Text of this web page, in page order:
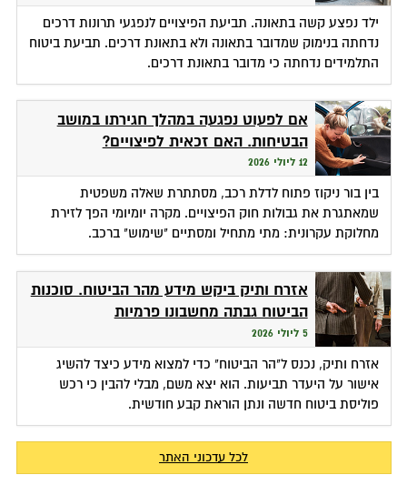
ילד נפצע קשה בתאונה. תביעת הפיצויים לנפגעי תרונות דרכים
נדחתה בנימוק שמדובר בתאונה ולא בתאונת דרכים. תביעת ביטוח
התלמידים נדחתה כי מדובר בתאונת דרכים.
אם לפעוט נפגעה במהלך חגירתו במושב
הבטיחות. האם זכאית לפיצויים?
12 ליולי 2026
בין בור ניקוז פתוח לדלת רכב, מסתתרת שאלה משפטית
שמאתגרת את גבולות חוק הפיצויים. מקרה יומיומי הפך לזירת
מחלוקת עקרונית: מתי מתחיל ומסתיים "שימוש" ברכב.
אזרח ותיק ביקש מידע מהר הביטוח. סוכנות
הביטוח גבתה מחשבונו פרמיות
5 ליולי 2026
אזרח ותיק, נכנס ל"הר הביטוח" כדי למצוא מידע כיצד להשיג
אישור על היעדר תביעות. הוא יצא משם, מבלי להבין כי רכש
פוליסת ביטוח חדשה ונתן הוראת קבע חודשית.
לכל עדכוני האתר